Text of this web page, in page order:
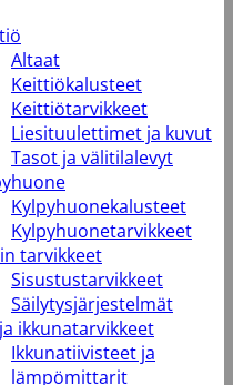
Altaat
Keittiökalusteet
Keittiötarvikkeet
Liesituulettimet ja kuvut
Tasot ja välitilalevyt
Kylpyhuonekalusteet
Kylpyhuonetarvikkeet
tarvikkeet
Sisustustarvikkeet
Säilytysjärjestelmät
ikkunatarvikkeet
Ikkunatiivisteet ja
lämpömittarit